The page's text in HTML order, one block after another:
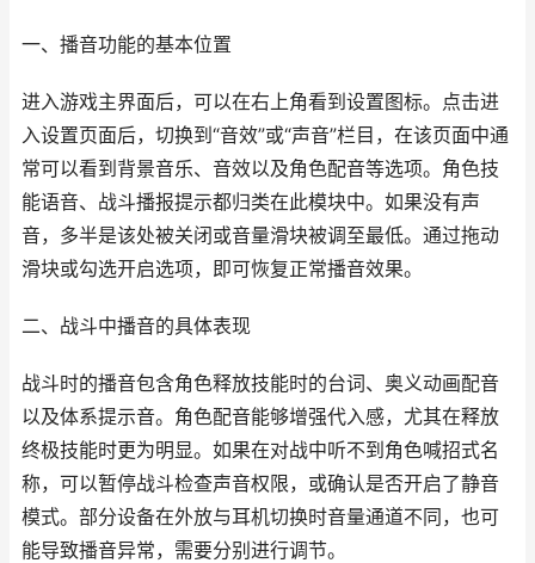
一、播音功能的基本位置
进入游戏主界面后，可以在右上角看到设置图标。点击进
入设置页面后，切换到“音效”或“声音”栏目，在该页面中通
常可以看到背景音乐、音效以及角色配音等选项。角色技
能语音、战斗播报提示都归类在此模块中。如果没有声
音，多半是该处被关闭或音量滑块被调至最低。通过拖动
滑块或勾选开启选项，即可恢复正常播音效果。
二、战斗中播音的具体表现
战斗时的播音包含角色释放技能时的台词、奥义动画配音
以及体系提示音。角色配音能够增强代入感，尤其在释放
终极技能时更为明显。如果在对战中听不到角色喊招式名
称，可以暂停战斗检查声音权限，或确认是否开启了静音
模式。部分设备在外放与耳机切换时音量通道不同，也可
能导致播音异常，需要分别进行调节。